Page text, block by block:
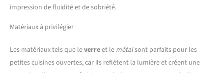
impression de fluidité et de sobriété.
Matériaux à privilégier
Les matériaux tels que leverreet le métalsont parfaits pour les
petites cuisines ouvertes, car ils reflètent la lumière et créent une